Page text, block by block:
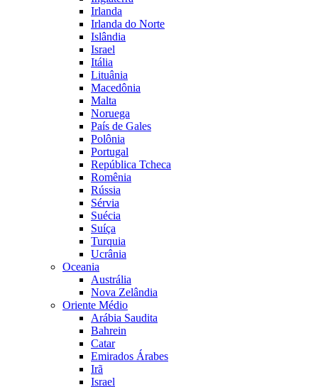
Irlanda
Irlanda do Norte
Islândia
Israel
Itália
Lituânia
Macedônia
Malta
Noruega
País de Gales
Polônia
Portugal
República Tcheca
Romênia
Rússia
Sérvia
Suécia
Suíça
Turquia
Ucrânia
Oceania
Austrália
Nova Zelândia
Oriente Médio
Arábia Saudita
Bahrein
Catar
Emirados Árabes
Irã
Israel